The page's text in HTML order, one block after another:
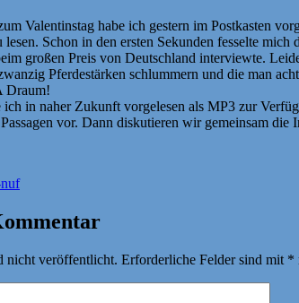
Valentinstag habe ich gestern im Postkasten
Schon in den ersten Sekunden fesselte
großen Preis von Deutschland interviewte.
Pferdestärken schlummern und die man
Draum!
ich in naher Zukunft vorgelesen als MP3 zur
vor. Dann diskutieren wir gemeinsam die
nicht veröffentlicht. Erforderliche Felder sind mit *